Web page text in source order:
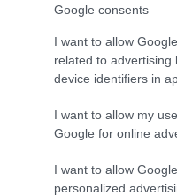
Google consents
I want to allow
related to advertising
device identifiers in
I want to allow my
Google for online
I want to allow
personalized
ΤΟ